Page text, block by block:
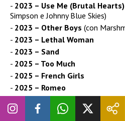
2023 – Use Me (Brutal Hearts)
Simpson e Johnny Blue Skies)
2023 – Other Boys (con
2023 – Lethal Woman
2023 – Sand
2025 – Too Much
2025 – French Girls
2025 – Romeo
2025 – Hello My Old Lover